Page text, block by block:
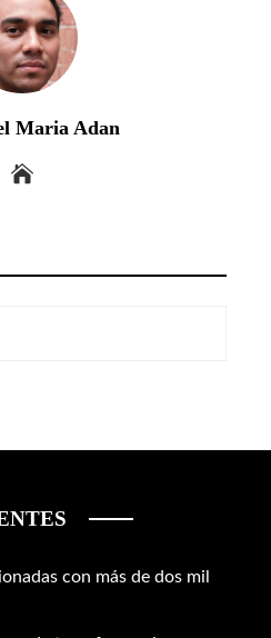
Maria Adan
con más de dos mil